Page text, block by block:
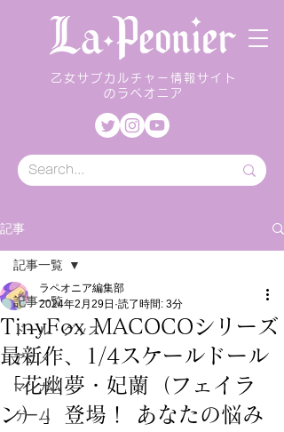
乙女サブカルチャー情報サイト
のラペオニア
記事
記事一覧
ドール・グッズ
アニメ
マンガ
ゲーム
記事一覧
TinyFox MACOCOシリーズ
最新作、1/4スケールドール
「花幽夢・妃蘭（フェイラ
ン）」登場！ あなたの悩み
ラペオニア編集部
2024年2月29日 読了時間: 3分